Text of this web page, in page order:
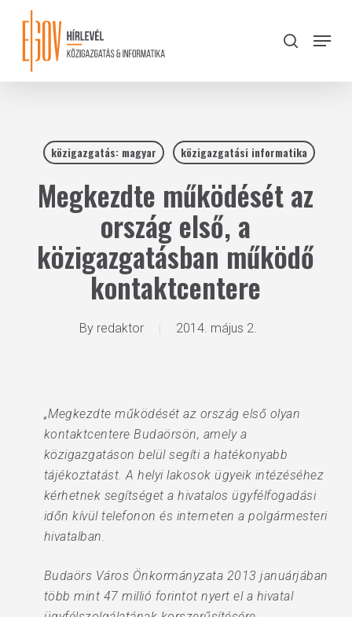
content
search
Menu
közigazgatás: magyar közigazgatási informatika
Megkezdte működését az
ország első, a
közigazgatásban működő
kontaktcentere
By redaktor 2014. május 2.
„Megkezdte működését az ország első olyan
kontaktcentere Budaörsön, amely a
közigazgatáson belül segíti a hatékonyabb
tájékoztatást. A helyi lakosok ügyeik intézéséhez
kérhetnek segítséget a hivatalos ügyfélfogadási
időn kívül telefonon és interneten a polgármesteri
hivatalban.
Budaörs Város Önkormányzata 2013 januárjában
több mint 47 millió forintot nyert el a hivatal
Close